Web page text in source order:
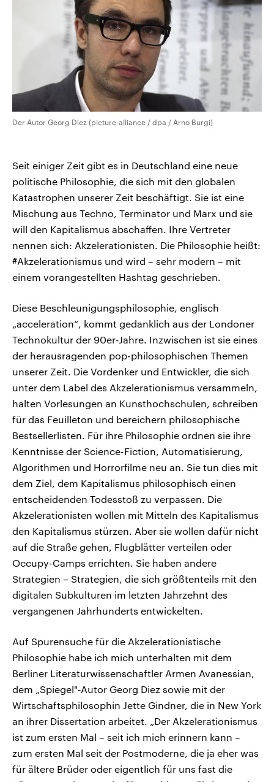
Der Autor Georg Diez (picture-alliance / dpa / Arno Burgi)
Seit einiger Zeit gibt es in Deutschland eine neue
politische Philosophie, die sich mit den globalen
Katastrophen unserer Zeit beschäftigt. Sie ist eine
Mischung aus Techno, Terminator und Marx und sie
will den Kapitalismus abschaffen. Ihre Vertreter
nennen sich: Akzelerationisten. Die Philosophie heißt:
#Akzelerationismus und wird – sehr modern – mit
einem vorangestellten Hashtag geschrieben.
Diese Beschleunigungsphilosophie, englisch
„acceleration“, kommt gedanklich aus der Londoner
Technokultur der 90er-Jahre. Inzwischen ist sie eines
der herausragenden pop-philosophischen Themen
unserer Zeit. Die Vordenker und Entwickler, die sich
unter dem Label des Akzelerationismus versammeln,
halten Vorlesungen an Kunsthochschulen, schreiben
für das Feuilleton und bereichern philosophische
Bestsellerlisten. Für ihre Philosophie ordnen sie ihre
Kenntnisse der Science-Fiction, Automatisierung,
Algorithmen und Horrorfilme neu an. Sie tun dies mit
dem Ziel, dem Kapitalismus philosophisch einen
entscheidenden Todesstoß zu verpassen. Die
Akzelerationisten wollen mit Mitteln des Kapitalismus
den Kapitalismus stürzen. Aber sie wollen dafür nicht
auf die Straße gehen, Flugblätter verteilen oder
Occupy-Camps errichten. Sie haben andere
Strategien – Strategien, die sich größtenteils mit den
digitalen Subkulturen im letzten Jahrzehnt des
vergangenen Jahrhunderts entwickelten.
Auf Spurensuche für die Akzelerationistische
Philosophie habe ich mich unterhalten mit dem
Berliner Literaturwissenschaftler Armen Avanessian,
dem „Spiegel"‑Autor Georg Diez sowie mit der
Wirtschaftsphilosophin Jette Gindner, die in New York
an ihrer Dissertation arbeitet. „Der Akzelerationismus
ist zum ersten Mal – seit ich mich erinnern kann –
zum ersten Mal seit der Postmoderne, die ja eher was
für ältere Brüder oder eigentlich für uns fast die